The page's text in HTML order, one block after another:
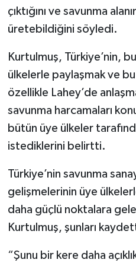
çıktığını ve savunma
üretebildiğini söyledi.
Kurtulmuş, Türkiye’nin,
ülkelerle paylaşmak ve
özellikle Lahey’de
savunma harcamaları
bütün üye ülkeler
istediklerini belirtti.
Türkiye’nin savunma
gelişmelerinin üye
daha güçlü noktalara
Kurtulmuş, şunları
“Şunu bir kere daha